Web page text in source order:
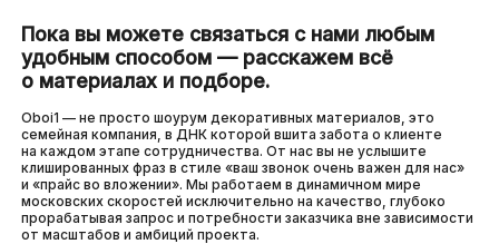
Пока вы можете связаться с нами любым
удобным способом — расскажем всё
о материалах и подборе.
Oboi1 — не просто шоурум декоративных материалов, это
семейная компания, в ДНК которой вшита забота о клиенте
на каждом этапе сотрудничества. От нас вы не услышите
клишированных фраз в стиле «ваш звонок очень важен для нас»
и «прайс во вложении». Мы работаем в динамичном мире
московских скоростей исключительно на качество, глубоко
прорабатывая запрос и потребности заказчика вне зависимости
от масштабов и амбиций проекта.